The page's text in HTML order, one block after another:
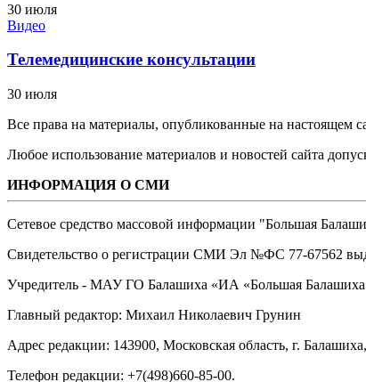
30 июля
Видео
Телемедицинские консультации
30 июля
Все права на материалы, опубликованные на
Любое использование материалов и новостей сайта
ИНФОРМАЦИЯ О СМИ
Сетевое средство массовой информации "Большая
Свидетельство о регистрации СМИ Эл №ФС ‎77-67562
Учредитель - МАУ ГО Балашиха «ИА «Большая
Главный редактор: Михаил Николаевич Грунин
Адрес редакции: 143900, Московская область, г.
Телефон редакции: +7(498)660-85-00.